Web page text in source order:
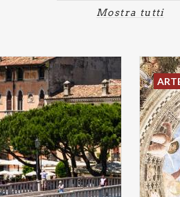
Mostra tutti